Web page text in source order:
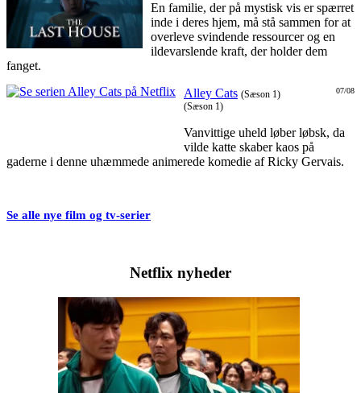
En familie, der på mystisk vis er spærret
inde i deres hjem, må stå sammen for at
overleve svindende ressourcer og en
ildevarslende kraft, der holder dem
fanget.
07/08
Alley Cats (Sæson 1)
(Sæson 1)
Vanvittige uheld løber løbsk, da
vilde katte skaber kaos på
gaderne i denne uhæmmede animerede komedie af Ricky Gervais.
Se alle nye film og tv-serier
Netflix nyheder